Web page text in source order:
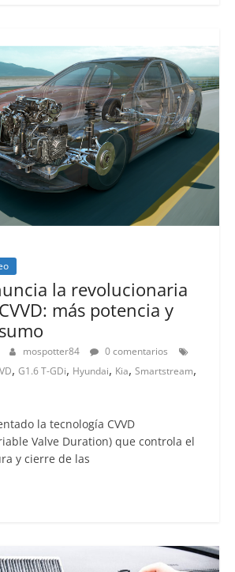
la revolucionaria
más potencia y
mospotter84
0 comentarios
, G1.6 T-GDi, Hyundai, Kia, Smartstream,
la tecnología CVVD
Valve Duration) que controla el
y cierre de las